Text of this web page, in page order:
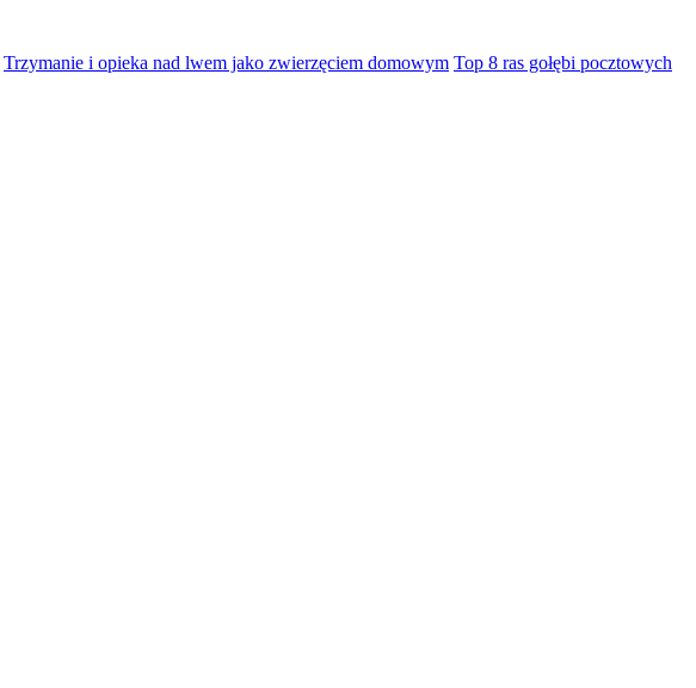
Trzymanie i opieka nad lwem jako zwierzęciem domowym Top 8 ras gołębi pocztowych